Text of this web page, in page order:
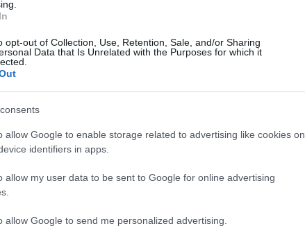
opt-out of Collection, Use, Retention, Sale, and/or Sharing
Data that Is Unrelated with the Purposes for which it
allow Google to enable storage related to advertising like cookies on
identifiers in apps.
allow my user data to be sent to Google for online advertising
allow Google to send me personalized advertising.
προνόμια, καταβάλλοντας
στη λήξη του συμβολαίου με
μια χαμηλή δόση.
με το επιτόκιο καινούριου